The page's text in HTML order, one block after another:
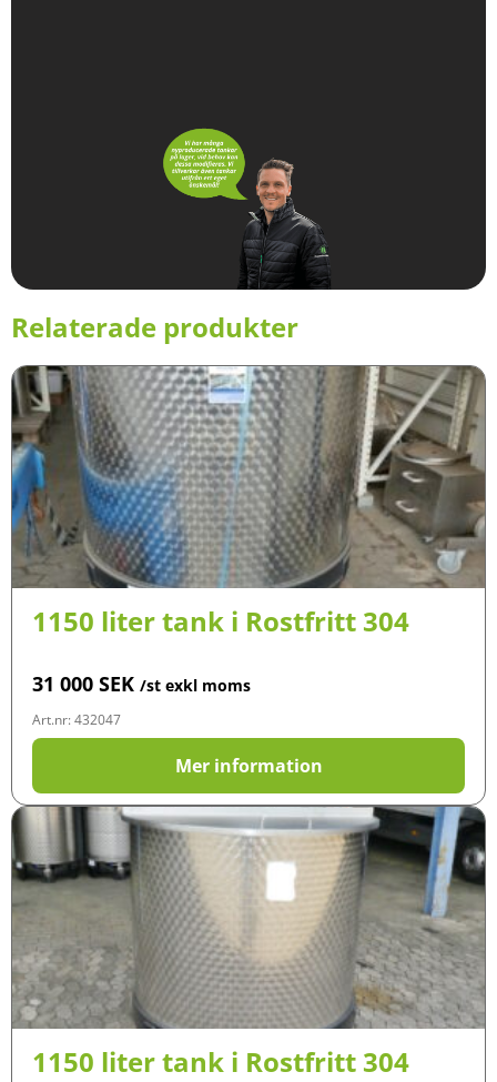
Relaterade produkter
1150 liter tank i Rostfritt 304
31 000 SEK /st exkl moms
Art.nr: 432047
Mer information
1150 liter tank i Rostfritt 304